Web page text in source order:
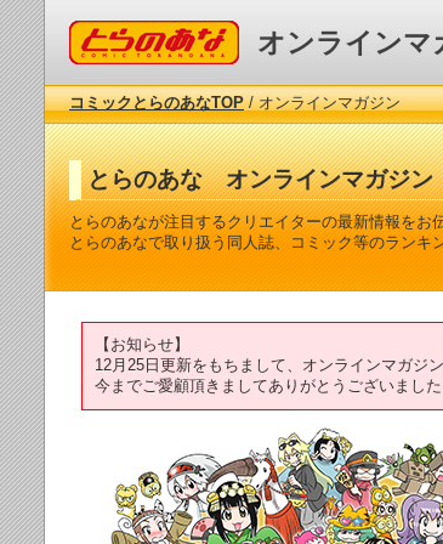
コミックとらのあな オンラインマ
コミックとらのあなTOP/ オンラインマガジン
とらのあな オンラインマガジン
とらのあなが注目するクリエイターの最新情報をお
とらのあなで取り扱う同人誌、コミック等のランキ
【お知らせ】
12月25日更新をもちまして、オンラインマガジ
今までご愛顧頂きましてありがとうございました